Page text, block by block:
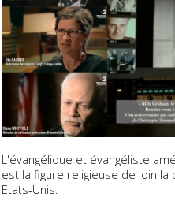
L'évangélique et évangéliste
est la figure religieuse de loin la
Etats-Unis.